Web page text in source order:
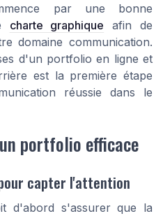
par une bonne
charte graphique afin de
domaine communication.
d'un portfolio en ligne et
est la première étape
réussie dans le
portfolio efficace
capter l'attention
d'abord s'assurer que la